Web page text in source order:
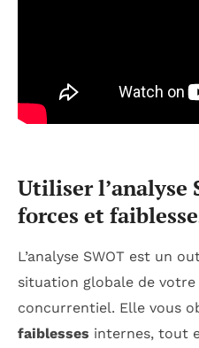
Utiliser l’analyse
forces et
L’analyse SWOT est un
situation globale de
concurrentiel. Elle vous
faiblesses internes, tout